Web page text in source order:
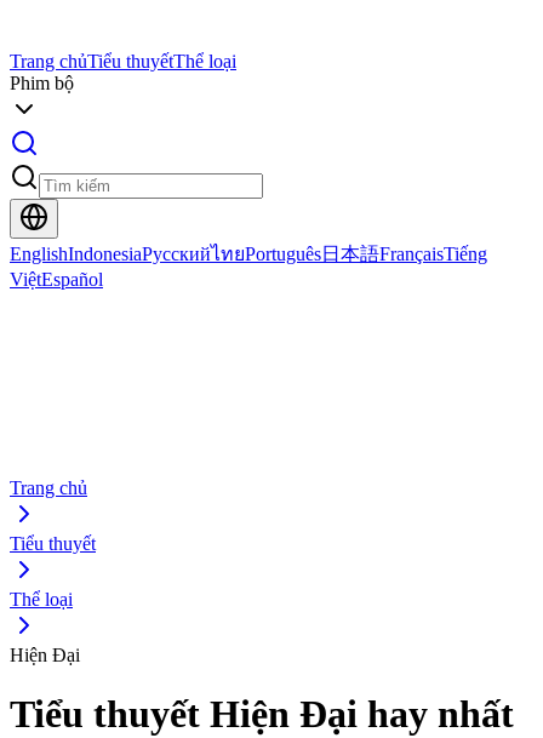
Trang chủTiểu thuyếtThể loại
Phim bộ
EnglishIndonesiaРусскийไทยPortuguês日本語FrançaisTiếng
ViệtEspañol
Trang chủ
Tiểu thuyết
Thể loại
Hiện Đại
Tiểu thuyết Hiện Đại hay nhất